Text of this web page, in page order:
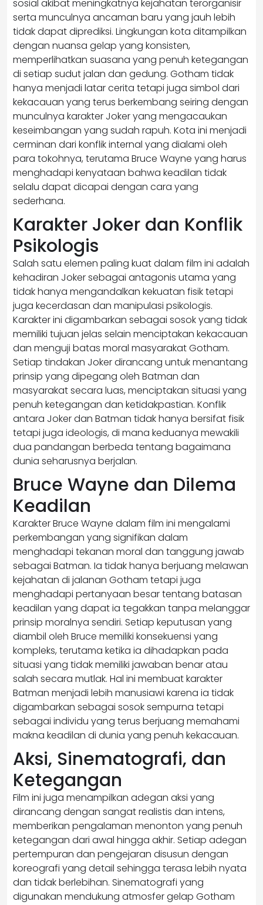
sosial akibat meningkatnya kejahatan terorganisir
serta munculnya ancaman baru yang jauh lebih
tidak dapat diprediksi. Lingkungan kota ditampilkan
dengan nuansa gelap yang konsisten,
memperlihatkan suasana yang penuh ketegangan
di setiap sudut jalan dan gedung. Gotham tidak
hanya menjadi latar cerita tetapi juga simbol dari
kekacauan yang terus berkembang seiring dengan
munculnya karakter Joker yang mengacaukan
keseimbangan yang sudah rapuh. Kota ini menjadi
cerminan dari konflik internal yang dialami oleh
para tokohnya, terutama Bruce Wayne yang harus
menghadapi kenyataan bahwa keadilan tidak
selalu dapat dicapai dengan cara yang
sederhana.
Karakter Joker dan Konflik
Psikologis
Salah satu elemen paling kuat dalam film ini adalah
kehadiran Joker sebagai antagonis utama yang
tidak hanya mengandalkan kekuatan fisik tetapi
juga kecerdasan dan manipulasi psikologis.
Karakter ini digambarkan sebagai sosok yang tidak
memiliki tujuan jelas selain menciptakan kekacauan
dan menguji batas moral masyarakat Gotham.
Setiap tindakan Joker dirancang untuk menantang
prinsip yang dipegang oleh Batman dan
masyarakat secara luas, menciptakan situasi yang
penuh ketegangan dan ketidakpastian. Konflik
antara Joker dan Batman tidak hanya bersifat fisik
tetapi juga ideologis, di mana keduanya mewakili
dua pandangan berbeda tentang bagaimana
dunia seharusnya berjalan.
Bruce Wayne dan Dilema
Keadilan
Karakter Bruce Wayne dalam film ini mengalami
perkembangan yang signifikan dalam
menghadapi tekanan moral dan tanggung jawab
sebagai Batman. Ia tidak hanya berjuang melawan
kejahatan di jalanan Gotham tetapi juga
menghadapi pertanyaan besar tentang batasan
keadilan yang dapat ia tegakkan tanpa melanggar
prinsip moralnya sendiri. Setiap keputusan yang
diambil oleh Bruce memiliki konsekuensi yang
kompleks, terutama ketika ia dihadapkan pada
situasi yang tidak memiliki jawaban benar atau
salah secara mutlak. Hal ini membuat karakter
Batman menjadi lebih manusiawi karena ia tidak
digambarkan sebagai sosok sempurna tetapi
sebagai individu yang terus berjuang memahami
makna keadilan di dunia yang penuh kekacauan.
Aksi, Sinematografi, dan
Ketegangan
Film ini juga menampilkan adegan aksi yang
dirancang dengan sangat realistis dan intens,
memberikan pengalaman menonton yang penuh
ketegangan dari awal hingga akhir. Setiap adegan
pertempuran dan pengejaran disusun dengan
koreografi yang detail sehingga terasa lebih nyata
dan tidak berlebihan. Sinematografi yang
digunakan mendukung atmosfer gelap Gotham